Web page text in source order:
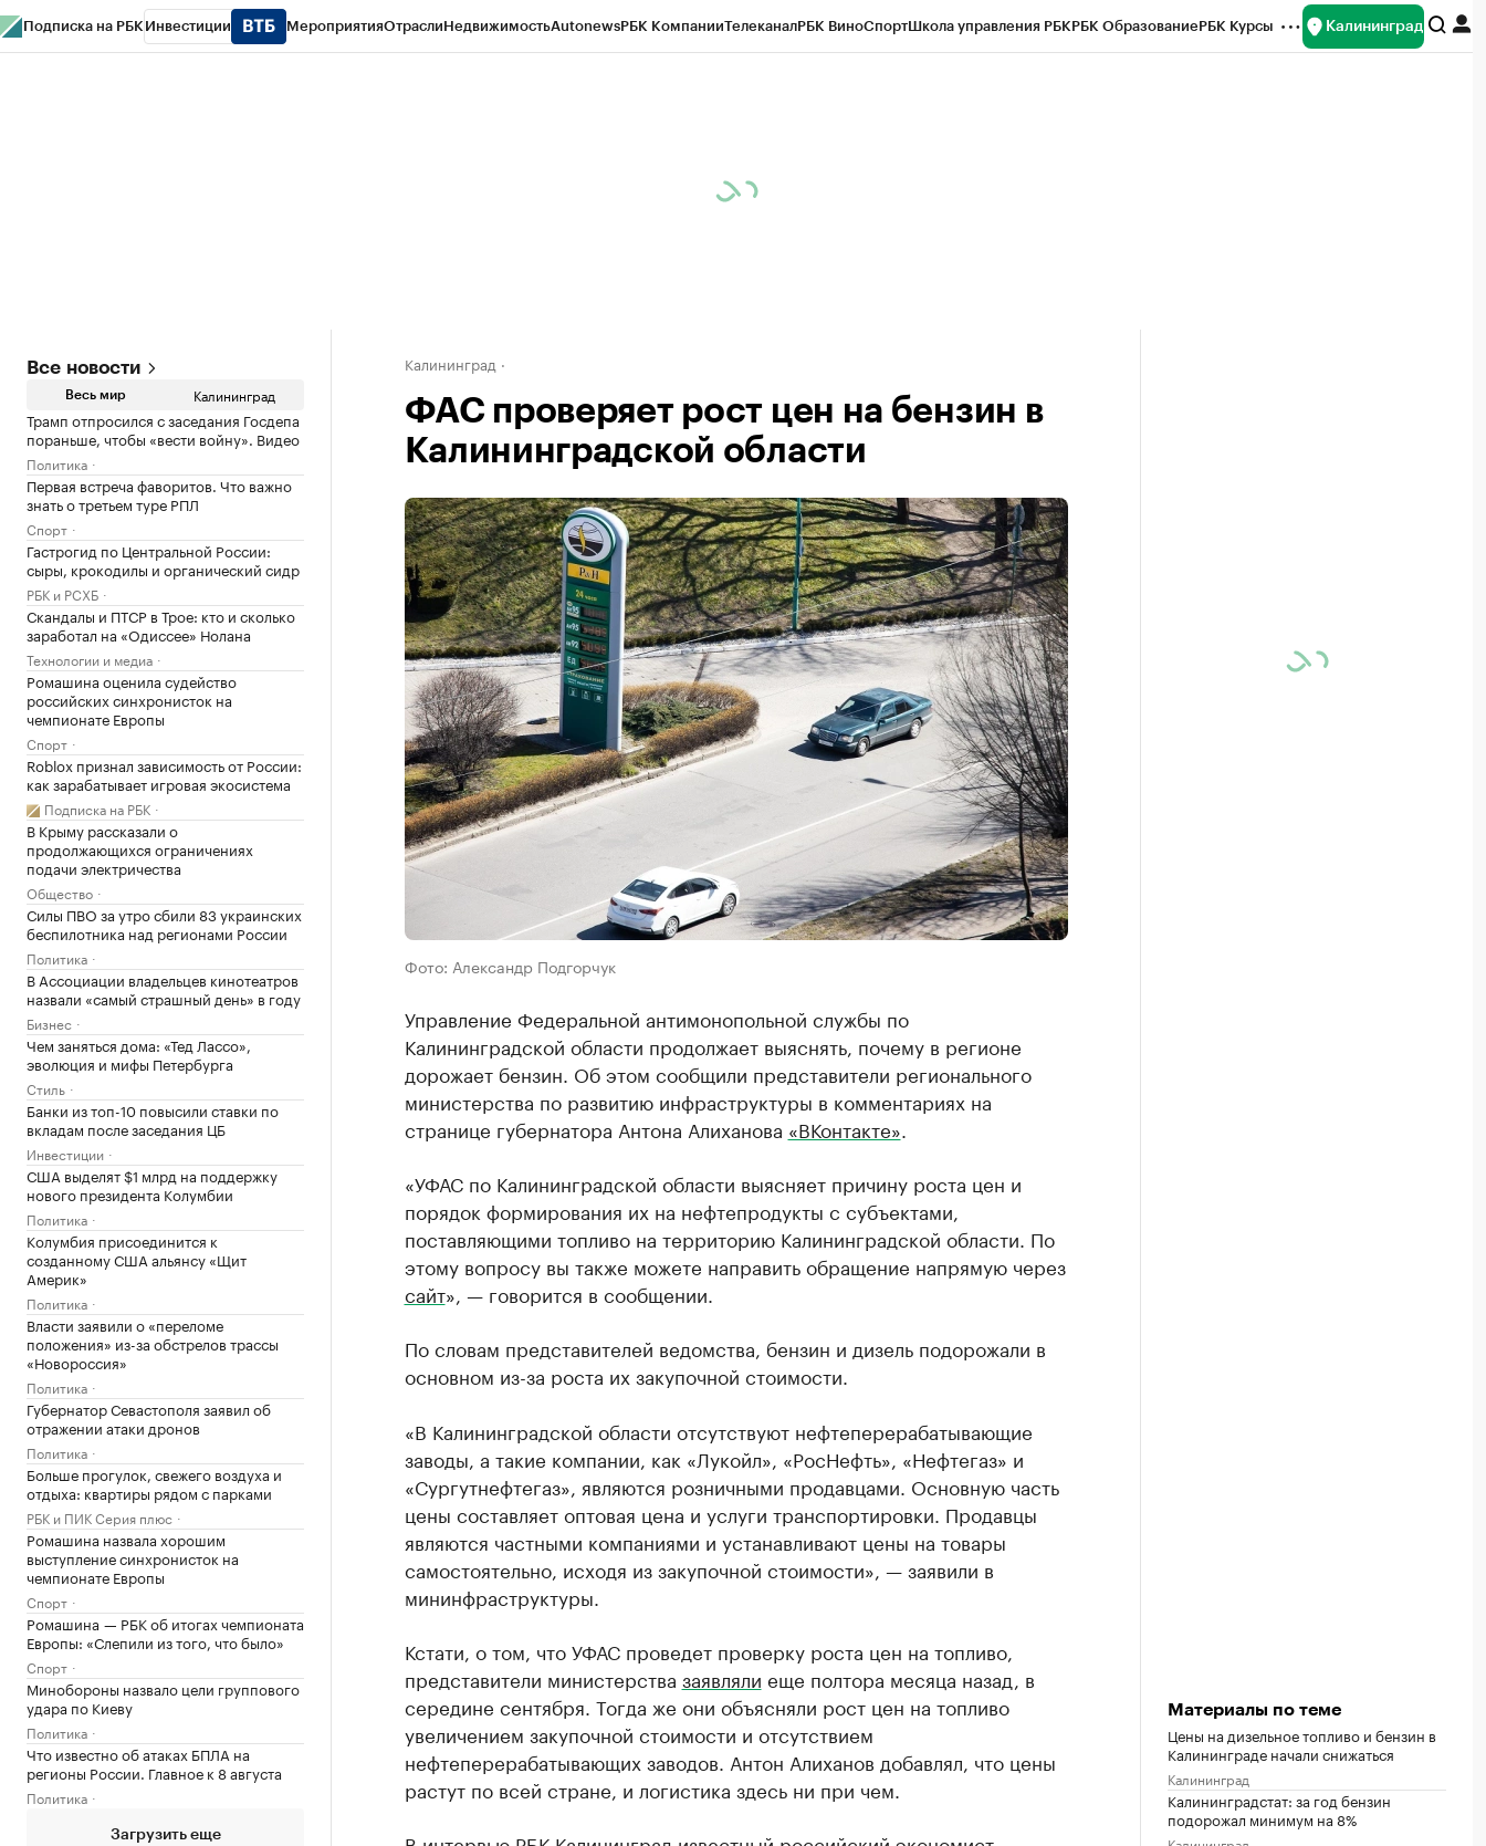
Подписка на РБК Инвестиции МероприятияОтраслиНедвижимостьAutonewsРБК КомпанииТелеканалРБК ВиноСпортШкола управления РБКРБК ОбразованиеРБК Курсы Калининград
Все новости
Весь мир Калининград
Трамп отпросился с заседания Госдепа
пораньше, чтобы «вести войну». Видео
Политика
Первая встреча фаворитов. Что важно
знать о третьем туре РПЛ
Спорт
Гастрогид по Центральной России:
сыры, крокодилы и органический сидр
РБК и РСХБ
Скандалы и ПТСР в Трое: кто и сколько
заработал на «Одиссее» Нолана
Технологии и медиа
Ромашина оценила судейство
российских синхронисток на
чемпионате Европы
Спорт
Roblox признал зависимость от России:
как зарабатывает игровая экосистема
Подписка на РБК
В Крыму рассказали о
продолжающихся ограничениях
подачи электричества
Общество
Силы ПВО за утро сбили 83 украинских
беспилотника над регионами России
Политика
В Ассоциации владельцев кинотеатров
назвали «самый страшный день» в году
Бизнес
Чем заняться дома: «Тед Лассо»,
эволюция и мифы Петербурга
Стиль
Банки из топ-10 повысили ставки по
вкладам после заседания ЦБ
Инвестиции
США выделят $1 млрд на поддержку
нового президента Колумбии
Политика
Колумбия присоединится к
созданному США альянсу «Щит
Америк»
Политика
Власти заявили о «переломе
положения» из-за обстрелов трассы
«Новороссия»
Политика
Губернатор Севастополя заявил об
отражении атаки дронов
Политика
Больше прогулок, свежего воздуха и
отдыха: квартиры рядом с парками
РБК и ПИК Серия плюс
Ромашина назвала хорошим
выступление синхронисток на
чемпионате Европы
Спорт
Ромашина — РБК об итогах чемпионата
Европы: «Слепили из того, что было»
Спорт
Минобороны назвало цели группового
удара по Киеву
Политика
Что известно об атаках БПЛА на
регионы России. Главное к 8 августа
Политика
Загрузить еще
Калининград
ФАС проверяет рост цен на бензин в
Калининградской области
Фото: Александр Подгорчук
Управление Федеральной антимонопольной службы по
Калининградской области продолжает выяснять, почему в регионе
дорожает бензин. Об этом сообщили представители регионального
министерства по развитию инфраструктуры в комментариях на
странице губернатора Антона Алиханова «ВКонтакте»
«УФАС по Калининградской области выясняет причину роста цен и
порядок формирования их на нефтепродукты с субъектами,
поставляющими топливо на территорию Калининградской области. По
этому вопросу вы также можете направить обращение напрямую через
сайт», — говорится в сообщении.
По словам представителей ведомства, бензин и дизель подорожали в
основном из-за роста их закупочной стоимости.
«В Калининградской области отсутствуют нефтеперерабатывающие
заводы, а такие компании, как «Лукойл», «РосНефть», «Нефтегаз» и
«Сургутнефтегаз», являются розничными продавцами. Основную часть
цены составляет оптовая цена и услуги транспортировки. Продавцы
являются частными компаниями и устанавливают цены на товары
самостоятельно, исходя из закупочной стоимости», — заявили в
мининфраструктуры.
Кстати, о том, что УФАС проведет проверку роста цен на топливо,
представители министерства заявляли еще полтора месяца назад, в
середине сентября. Тогда же они объясняли рост цен на топливо
увеличением закупочной стоимости и отсутствием
нефтеперерабатывающих заводов. Антон Алиханов добавлял, что цены
растут по всей стране, и логистика здесь ни при чем.
Материалы по теме
Цены на дизельное топливо и бензин в
Калининграде начали снижаться
Калининград
Калининградстат: за год бензин
подорожал минимум на 8%